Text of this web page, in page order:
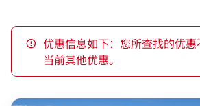
优惠信息如下：您所查找的优
当前其他优惠。